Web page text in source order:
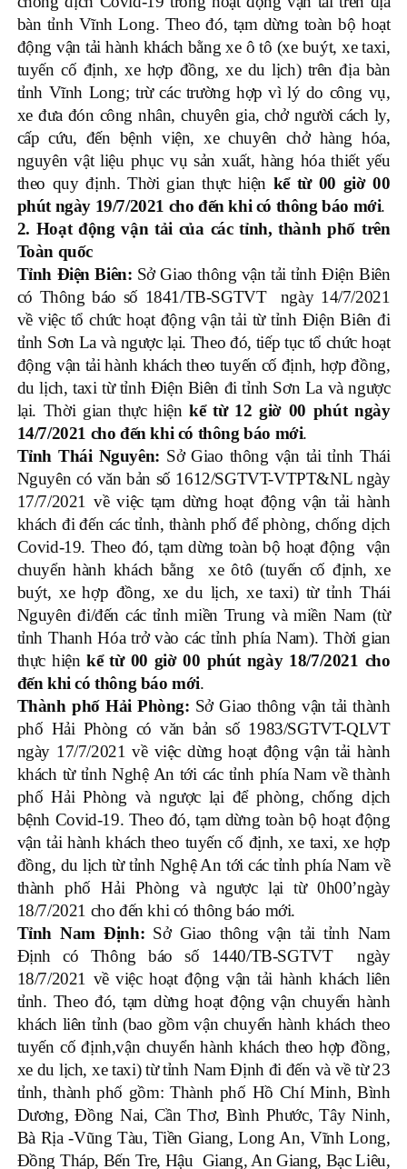
bàn tỉnh Vĩnh Long. Theo đó, tạm dừng toàn bộ hoạt
động vận tải hành khách bằng xe ô tô (xe buýt, xe taxi,
tuyến cố định, xe hợp đồng, xe du lịch) trên địa bàn
tỉnh Vĩnh Long; trừ các trường hợp vì lý do công vụ,
xe đưa đón công nhân, chuyên gia, chở người cách ly,
cấp cứu, đến bệnh viện, xe chuyên chở hàng hóa,
nguyên vật liệu phục vụ sản xuất, hàng hóa thiết yếu
theo quy định. Thời gian thực hiện kể từ 00 giờ 00
phút ngày 19/7/2021 cho đến khi có thông báo mới.
2. Hoạt động vận tải của các tỉnh, thành phố trên
Toàn quốc
Tỉnh Điện Biên: Sở Giao thông vận tải tỉnh Điện Biên
có Thông báo số 1841/TB-SGTVT ngày 14/7/2021
về việc tổ chức hoạt động vận tải từ tỉnh Điện Biên đi
tỉnh Sơn La và ngược lại. Theo đó, tiếp tục tổ chức hoạt
động vận tải hành khách theo tuyến cố định, hợp đồng,
du lịch, taxi từ tỉnh Điện Biên đi tỉnh Sơn La và ngược
lại. Thời gian thực hiệnkể từ 12 giờ 00 phút ngày
14/7/2021 cho đến khi có thông báo mới.
Tỉnh Thái Nguyên: Sở Giao thông vận tải tỉnh Thái
Nguyên có văn bản số 1612/SGTVT-VTPT&NL ngày
17/7/2021 về việc tạm dừng hoạt động vận tải hành
khách đi đến các tỉnh, thành phố để phòng, chống dịch
Covid-19. Theo đó, tạm dừng toàn bộ hoạt động vận
chuyển hành khách bằng xe ôtô (tuyến cố định, xe
buýt, xe hợp đồng, xe du lịch, xe taxi) từ tỉnh Thái
Nguyên đi/đến các tỉnh miền Trung và miền Nam (từ
tỉnh Thanh Hóa trở vào các tỉnh phía Nam). Thời gian
thực hiệnkể từ 00 giờ 00 phút ngày 18/7/2021 cho
đến khi có thông báo mới.
Thành phố Hải Phòng: Sở Giao thông vận tải thành
phố Hải Phòng có văn bản số 1983/SGTVT-QLVT
ngày 17/7/2021 về việc dừng hoạt động vận tải hành
khách từ tỉnh Nghệ An tới các tỉnh phía Nam về thành
phố Hải Phòng và ngược lại để phòng, chống dịch
bệnh Covid-19. Theo đó, tạm dừng toàn bộ hoạt động
vận tải hành khách theo tuyến cố định, xe taxi, xe hợp
đồng, du lịch từ tỉnh Nghệ An tới các tỉnh phía Nam về
thành phố Hải Phòng và ngược lại từ 0h00’ngày
18/7/2021 cho đến khi có thông báo mới.
Tỉnh Nam Định: Sở Giao thông vận tải tỉnh Nam
Định có Thông báo số 1440/TB-SGTVT ngày
18/7/2021 về việc hoạt động vận tải hành khách liên
tỉnh. Theo đó, tạm dừng hoạt động vận chuyển hành
khách liên tỉnh (bao gồm vận chuyển hành khách theo
tuyến cố định,vận chuyển hành khách theo hợp đồng,
xe du lịch, xe taxi) từ tỉnh Nam Định đi đến và về từ 23
tỉnh, thành phố gồm: Thành phố Hồ Chí Minh, Bình
Dương, Đồng Nai, Cần Thơ, Bình Phước, Tây Ninh,
Bà Rịa -Vũng Tàu, Tiền Giang, Long An, Vĩnh Long,
Đồng Tháp, Bến Tre, Hậu Giang, An Giang, Bạc Liêu,